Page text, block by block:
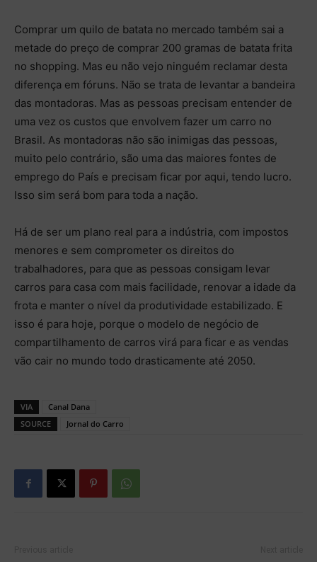
Comprar um quilo de batata no mercado também sai a
metade do preço de comprar 200 gramas de batata frita
no shopping. Mas eu não vejo ninguém reclamar desta
diferença em fóruns. Não se trata de levantar a bandeira
das montadoras. Mas as pessoas precisam entender de
uma vez os custos que envolvem fazer um carro no
Brasil. As montadoras não são inimigas das pessoas,
muito pelo contrário, são uma das maiores fontes de
emprego do País e precisam ficar por aqui, tendo lucro.
Isso sim será bom para toda a nação.
Há de ser um plano real para a indústria, com impostos
menores e sem comprometer os direitos do
trabalhadores, para que as pessoas consigam levar
carros para casa com mais facilidade, renovar a idade da
frota e manter o nível da produtividade estabilizado. E
isso é para hoje, porque o modelo de negócio de
compartilhamento de carros virá para ficar e as vendas
vão cair no mundo todo drasticamente até 2050.
VIA
Canal Dana
SOURCE
Jornal do Carro